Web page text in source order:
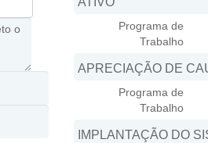
Programa de
Trabalho
Programa de
Trabalho